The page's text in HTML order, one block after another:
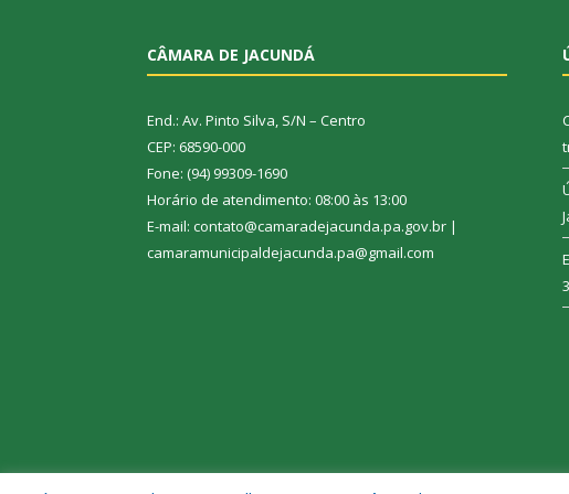
CÂMARA DE JACUNDÁ
End.: Av. Pinto Silva, S/N – Centro
CEP: 68590-000
Fone: (94) 99309-1690
Horário de atendimento: 08:00 às 13:00
E-mail: contato@camaradejacunda.pa.gov.br |
camaramunicipaldejacunda.pa@gmail.com